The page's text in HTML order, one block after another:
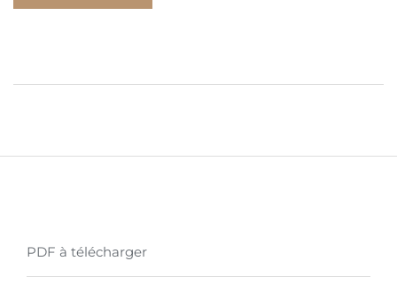
PDF à télécharger